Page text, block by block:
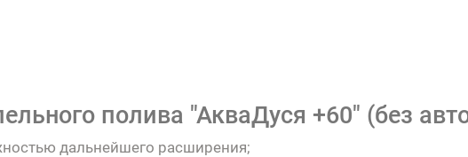
полива "АкваДуся +60" (без
дальнейшего расширения;